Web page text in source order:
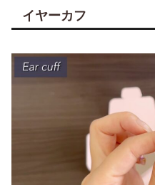
イヤーカフ